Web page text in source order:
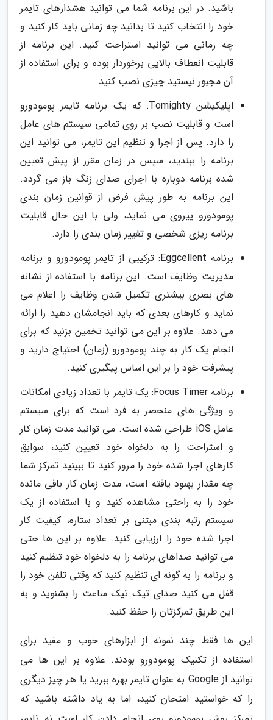
باشید. در این برنامه شما می توانید هشدارهای تایمر
خود را انتخاب کنید تا بدانید چه زمانی باید کار کنید و
چه زمانی می توانید استراحت کنید. این برنامه از
قابلیت انعطاف بالایی برخوردار بوده و برای استفاده از
آن مجبور نیستید چیزی نصب کنید.
اپلیکیشن Tomighty: که یک برنامه تایمر پومودورو
است و قابلیت نصب بر روی تمامی سیستم های عامل
را دارد. پس از اجرا و تنظیم این تایمر، می توانید این
برنامه را ببندید، سپس در زمان مقرر از پیش تعیین
شده برنامه دوباره با اجرای صدای زنگ باز می گردد.
این برنامه به طور پیش فرض از قوانین زمان بندی
پومودورو پیروی می نماید، ولی با این حال قابلیت
برنامه ریزی شخصی و تغییر زمان بندی را دارد.
برنامه Eggcellent: ترکیبی از تایمر پومودورو و برنامه
مدیریت وظایف است. این برنامه با استفاده از نشانه
های بصری بیشتری تکمیل شدن وظایف را اعلام می
نماید و کارهای بعدی که باید انجامشان دهید را ارائه
می دهد. علاوه بر این می توانید تخمین بزنید که برای
انجام یک کار به چند پومودورو (زمان) احتیاج دارید و
پیشرفت خود را بر این اساس پیگیری کنید.
برنامه Focus Timer: یک تایمر با تعداد زیادی امکانات
و ویژگی های منحصر به فرد است که برای سیستم
عامل iOS طراحی شده است. می توانید مدت زمان کار
و استراحت را به دلخواه خود تعیین کنید، سوابق
کارهای اجرا شده خود را مرور کنید تا ببینید تمرکز شما
چه مقدار بهبود یافته است، مدت زمان کار باقی مانده
خود را به راحتی مشاهده کنید و با استفاده از یک
سیستم رتبه بندی مبتنی بر تعداد ستاره، کیفیت کار
اجرا شده خود را ارزیابی کنید. علاوه بر این ها حتی
می توانید صداهای برنامه را به دلخواه خود تنظیم کنید
و برنامه را به گونه ای تنظیم کنید که وقتی تلفن خود را
قفل می کنید صدای تیک تیک ساعت را بشنوید و به
این طریق تمرکزتان را حفظ کنید.
این ها فقط چند نمونه از ابزارهای خوب و مفید برای
استفاده از تکنیک پومودورو بودند. علاوه بر این ها می
توانید از Google به عنوان تایمر بهره ببرید یا هر چیز دیگری
را که خواستید امتحان کنید، اما به یاد داشته باشید که